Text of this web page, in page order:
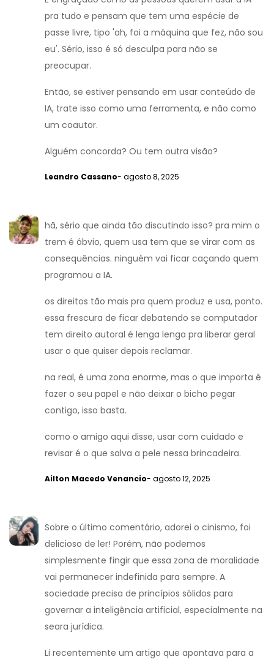
pra tudo e pensam que tem uma espécie de
passe livre, tipo 'ah, foi a máquina que fez, não sou
eu'. Sério, isso é só desculpa para não se
preocupar.
Então, se estiver pensando em usar conteúdo de
IA, trate isso como uma ferramenta, e não como
um coautor.
Alguém concorda? Ou tem outra visão?
Leandro Cassano- agosto 8, 2025
hã, sério que ainda tão discutindo isso? pra mim o
trem é óbvio, quem usa tem que se virar com as
consequências. ninguém vai ficar caçando quem
programou a IA.
os direitos tão mais pra quem produz e usa, ponto.
essa frescura de ficar debatendo se computador
tem direito autoral é lenga lenga pra liberar geral
usar o que quiser depois reclamar.
na real, é uma zona enorme, mas o que importa é
fazer o seu papel e não deixar o bicho pegar
contigo, isso basta.
como o amigo aqui disse, usar com cuidado e
revisar é o que salva a pele nessa brincadeira.
Ailton Macedo Venancio- agosto 12, 2025
Sobre o último comentário, adorei o cinismo, foi
delicioso de ler! Porém, não podemos
simplesmente fingir que essa zona de moralidade
vai permanecer indefinida para sempre. A
sociedade precisa de princípios sólidos para
governar a inteligência artificial, especialmente na
seara jurídica.
Li recentemente um artigo que apontava para a